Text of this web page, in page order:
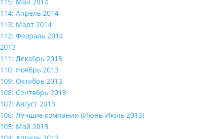
114: Апрель 2014
113: Март 2014
112: Февраль 2014
2013
111: Декабрь 2013
110: Ноябрь 2013
109: Октябрь 2013
108: Сентябрь 2013
107: Август 2013
106: Лучшие компании (Июнь-Июль 2013)
105: Май 2013